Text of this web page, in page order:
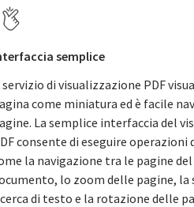
semplice
di visualizzazione PDF
come miniatura ed è facile
La semplice interfaccia del
consente di eseguire operazioni
la navigazione tra le pagine del
lo zoom delle pagine, la
di testo e la rotazione delle